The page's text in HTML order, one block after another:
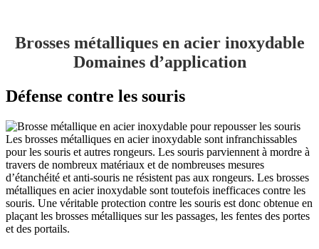
Brosses métalliques en acier inoxydable
Domaines d’application
Défense contre les souris
Les brosses métalliques en acier inoxydable sont infranchissables
pour les souris et autres rongeurs. Les souris parviennent à mordre à
travers de nombreux matériaux et de nombreuses mesures
d’étanchéité et anti-souris ne résistent pas aux rongeurs. Les brosses
métalliques en acier inoxydable sont toutefois inefficaces contre les
souris. Une véritable protection contre les souris est donc obtenue en
plaçant les brosses métalliques sur les passages, les fentes des portes
et des portails.